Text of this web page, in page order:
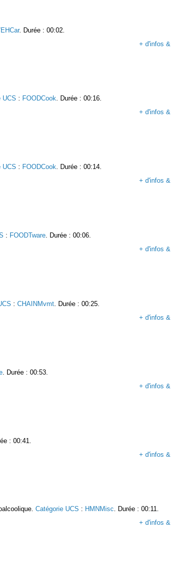
. Durée : 00:02.
+ d'infos &
UCS : FOODCook. Durée : 00:16.
+ d'infos &
UCS : FOODCook. Durée : 00:14.
+ d'infos &
: FOODTware. Durée : 00:06.
+ d'infos &
: CHAINMvmt . Durée : 00:25.
+ d'infos &
. Durée : 00:53.
+ d'infos &
: 00:41.
+ d'infos &
Catégorie UCS : HMNMisc. Durée : 00:11.
+ d'infos &